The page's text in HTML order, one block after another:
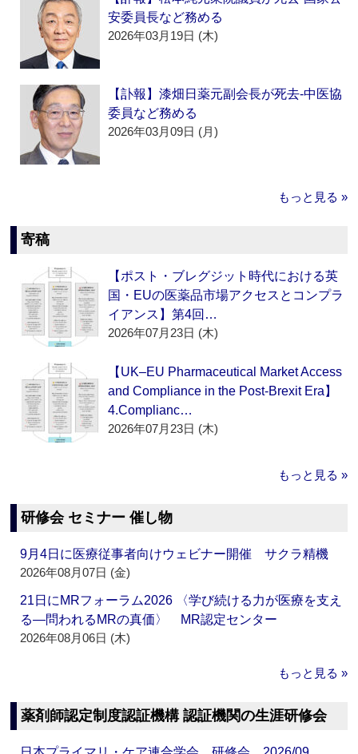
安委員長など務める
2026年03月19日 (木)
【訃報】漆畑日薬元副会長が死去‐中医協
委員など務める
2026年03月09日 (月)
もっと見る »
寄稿
【ポスト・ブレグジット時代における英
国・EUの医薬品市場アクセスとコンプラ
イアンス】第4回…
2026年07月23日 (木)
【UK–EU Pharmaceutical Market Access
and Compliance in the Post-Brexit Era】
4.Complianc…
2026年07月23日 (木)
もっと見る »
研修会 セミナー 催し物
9月4日に医療従事者向けウェビナー開催 サクラ精機
2026年08月07日 (金)
21日にMRフォーラム2026 〈学び続ける力が医療を支え
る―問われるMRの真価〉 MR認定センター
2026年08月06日 (木)
もっと見る »
薬剤師認定制度認証機構 認証機関の生涯研修会